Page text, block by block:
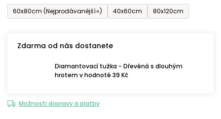
60x80cm (Nejprodávanější⭐)
40x60cm 80x120cm
Zdarma od nás dostanete
Diamantovací tužka - Dřevěná s dlouhým
hrotem v hodnotě 39 Kč
Možnosti dopravy a platby